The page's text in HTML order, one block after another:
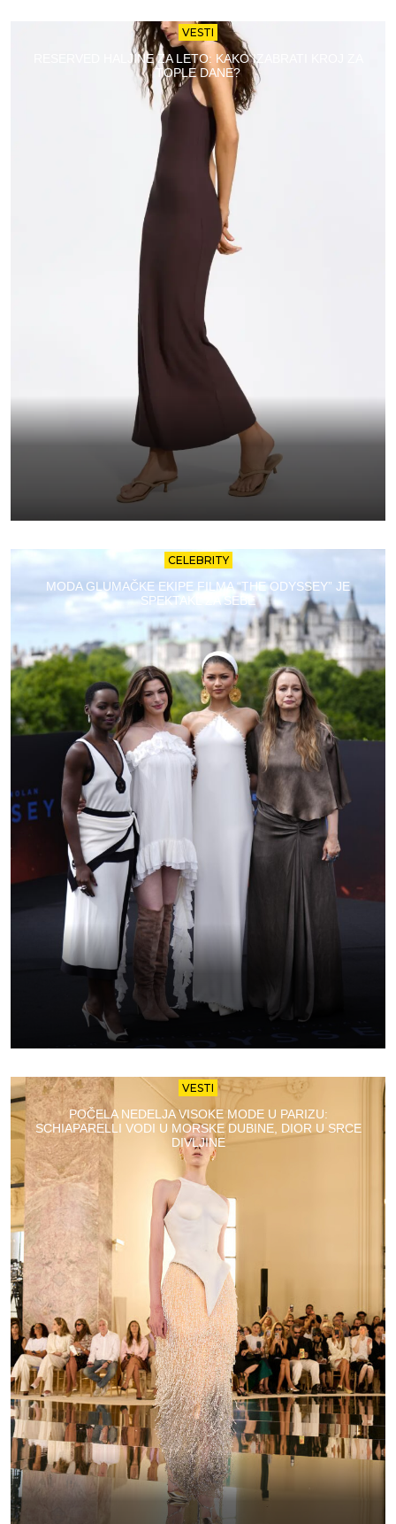
VESTI
RESERVED HALJINE ZA LETO: KAKO IZABRATI KROJ ZA
TOPLE DANE?
CELEBRITY
MODA GLUMAČKE EKIPE FILMA “THE ODYSSEY” JE
SPEKTAKL ZA SEBE
VESTI
POČELA NEDELJA VISOKE MODE U PARIZU:
SCHIAPARELLI VODI U MORSKE DUBINE, DIOR U SRCE
DIVLJINE